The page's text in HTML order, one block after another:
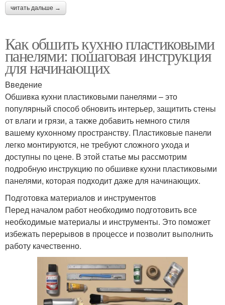
читать дальше →
Как обшить кухню пластиковыми
панелями: пошаговая инструкция
для начинающих
Введение
Обшивка кухни пластиковыми панелями – это
популярный способ обновить интерьер, защитить стены
от влаги и грязи, а также добавить немного стиля
вашему кухонному пространству. Пластиковые панели
легко монтируются, не требуют сложного ухода и
доступны по цене. В этой статье мы рассмотрим
подробную инструкцию по обшивке кухни пластиковыми
панелями, которая подходит даже для начинающих.
Подготовка материалов и инструментов
Перед началом работ необходимо подготовить все
необходимые материалы и инструменты. Это поможет
избежать перерывов в процессе и позволит выполнить
работу качественно.